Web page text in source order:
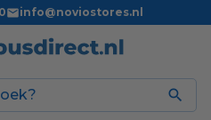
info@noviostores.nl
